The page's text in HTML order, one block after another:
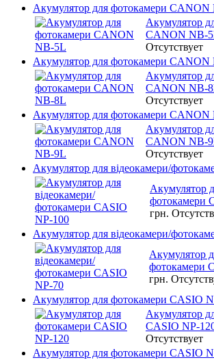
Акумулятор для фотокамери CANON
Акумулятор
CANON NB-
Отсутствует
Акумулятор для фотокамери CANON
Акумулятор
CANON NB-
Отсутствует
Акумулятор для фотокамери CANON
Акумулятор
CANON NB-
Отсутствует
Акумулятор для відеокамери/
Акумулятор
фотокамери
грн.
Акумулятор для відеокамери/
Акумулятор
фотокамери
грн.
Акумулятор для фотокамери CASIO
Акумулятор
CASIO NP-
Отсутствует
Акумулятор для фотокамери CASIO